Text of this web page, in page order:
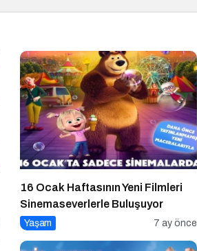
16 Ocak Haftasının Yeni Filmleri
Sinemaseverlerle Buluşuyor
Yaşam 7 ay önce